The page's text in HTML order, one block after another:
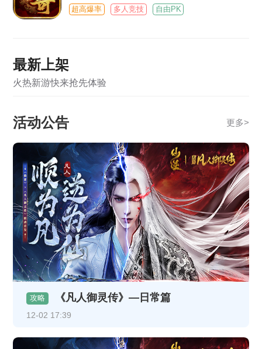
超高爆率 多人竞技 自由PK
最新上架
火热新游快来抢先体验
活动公告 更多>
攻略 《凡人御灵传》—日常篇
12-02 17:39